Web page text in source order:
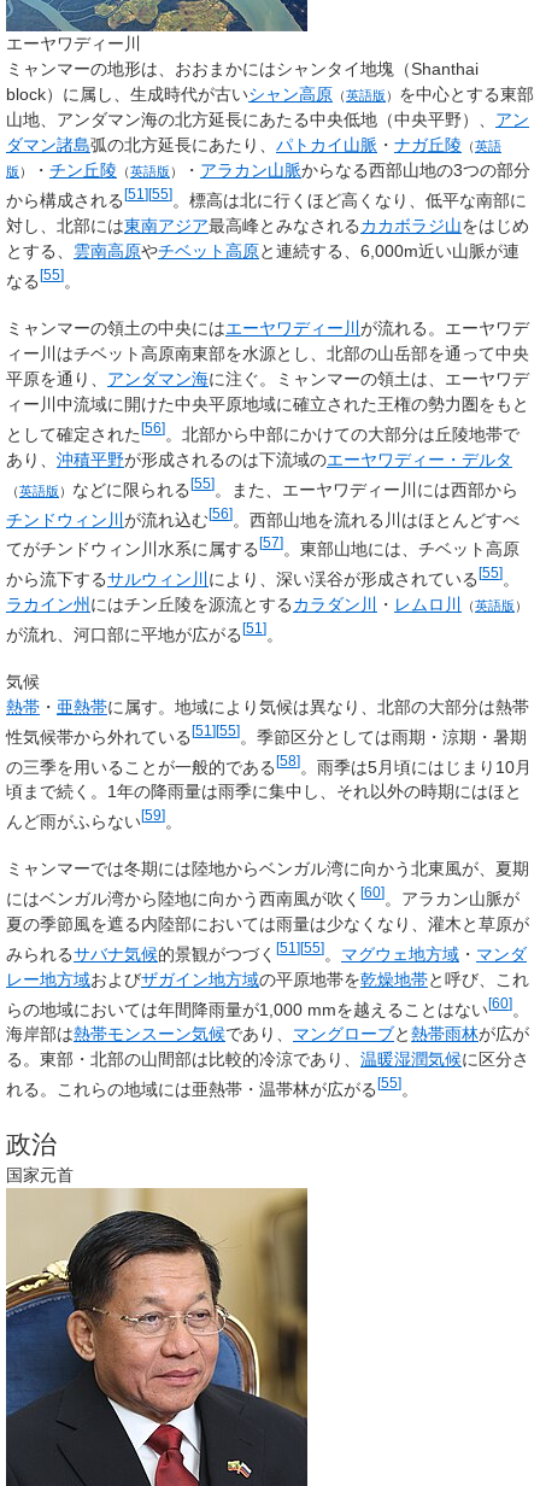
エーヤワディー川
ミャンマーの地形は、おおまかにはシャンタイ地塊（Shanthai
block）に属し、生成時代が古いシャン高原 （英語版 ） を中心とする東部
山地、アンダマン海の北方延長にあたる中央低地（中央平野）、 アン
ダマン諸島弧の北方延長にあたり、 パトカイ山脈 ・ ナガ丘陵 （英語
版 ） ・ チン丘陵 （英語版 ） ・ アラカン山脈からなる西部山地の3つの部分
から構成される [51 ][55] 。標高は北に行くほど高くなり、低平な南部に
対し、北部には東南アジア最高峰とみなされるカカボラジ山をはじめ
とする、 雲南高原やチベット高原と連続する、6,000m近い山脈が連
なる[55]。
ミャンマーの領土の中央にはエーヤワディー川 が流れる。エーヤワデ
ィー川はチベット高原南東部を水源とし、北部の山岳部を通って中央
平原を通り、 アンダマン海に注ぐ。ミャンマーの領土は、エーヤワデ
ィー川中流域に開けた中央平原地域に確立された王権の勢力圏をもと
として確定された [56] 。北部から中部にかけての大部分は丘陵地帯で
あり、 沖積平野が形成されるのは下流域のエーヤワディー・デルタ
（英語版 ） などに限られる[55]。また、エーヤワディー川には西部から
チンドウィン川が流れ込む[56]。西部山地を流れる川はほとんどすべ
てがチンドウィン川水系に属する [57] 。東部山地には、チベット高原
から流下するサルウィン川により、深い渓谷が形成されている[55]。
ラカイン州にはチン丘陵を源流とするカラダン川 ・ レムロ川 （英語版 ）
が流れ、河口部に平地が広がる[51 ]。
気候
熱帯 ・ 亜熱帯に属す。地域により気候は異なり、北部の大部分は熱帯
性気候帯から外れている[51 ][55]。季節区分としては雨期・涼期・暑期
の三季を用いることが一般的である[58]
。雨季は5月頃にはじまり10月
頃まで続く。1年の降雨量は雨季に集中し、それ以外の時期にはほと
んど雨がふらない[59] 。
ミャンマーでは冬期には陸地からベンガル湾に向かう北東風が、夏期
にはベンガル湾から陸地に向かう西南風が吹く [60] 。アラカン山脈が
夏の季節風を遮る内陸部においては雨量は少なくなり、灌木と草原が
みられるサバナ気候的景観がつづく [51 ][55] 。 マグウェ地方域 ・ マンダ
レー地方域およびザガイン地方域の平原地帯を乾燥地帯と呼び、これ
らの地域においては年間降雨量が1,000 mmを越えることはない[60]。
海岸部は熱帯モンスーン気候であり、 マングローブと熱帯雨林が広が
る。東部・北部の山間部は比較的冷涼であり、 温暖湿潤気候に区分さ
れる。これらの地域には亜熱帯・温帯林が広がる [55] 。
政治
国家元首